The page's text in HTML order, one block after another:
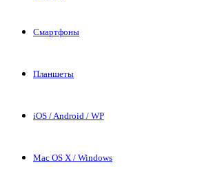
Смартфоны
Планшеты
iOS / Android / WP
Mac OS X / Windows